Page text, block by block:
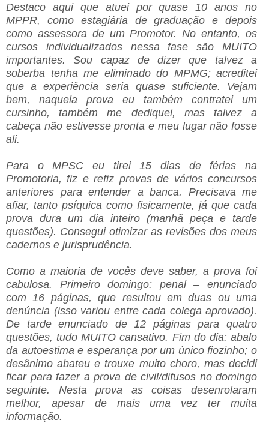
Destaco aqui que atuei por quase 10 anos no
MPPR, como estagiária de graduação e depois
como assessora de um Promotor. No entanto, os
cursos individualizados nessa fase são MUITO
importantes. Sou capaz de dizer que talvez a
soberba tenha me eliminado do MPMG; acreditei
que a experiência seria quase suficiente. Vejam
bem, naquela prova eu também contratei um
cursinho, também me dediquei, mas talvez a
cabeça não estivesse pronta e meu lugar não fosse
ali.
Para o MPSC eu tirei 15 dias de férias na
Promotoria, fiz e refiz provas de vários concursos
anteriores para entender a banca. Precisava me
afiar, tanto psíquica como fisicamente, já que cada
prova dura um dia inteiro (manhã peça e tarde
questões). Consegui otimizar as revisões dos meus
cadernos e jurisprudência.
Como a maioria de vocês deve saber, a prova foi
cabulosa. Primeiro domingo: penal – enunciado
com 16 páginas, que resultou em duas ou uma
denúncia (isso variou entre cada colega aprovado).
De tarde enunciado de 12 páginas para quatro
questões, tudo MUITO cansativo. Fim do dia: abalo
da autoestima e esperança por um único fiozinho; o
desânimo abateu e trouxe muito choro, mas decidi
ficar para fazer a prova de civil/difusos no domingo
seguinte. Nesta prova as coisas desenrolaram
melhor, apesar de mais uma vez ter muita
informação.